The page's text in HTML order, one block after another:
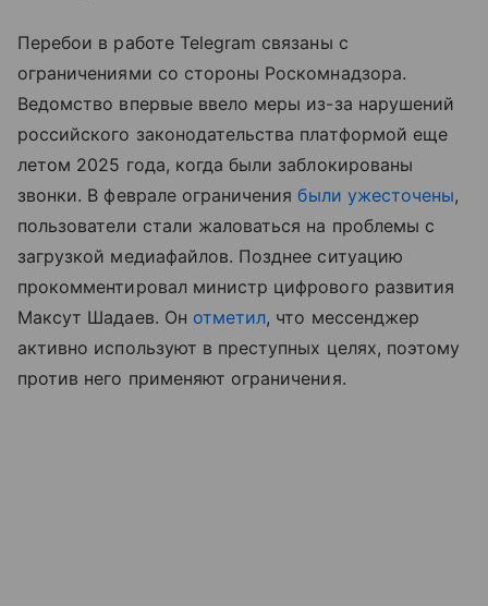
Перебои в работе Telegram связаны с
ограничениями со стороны Роскомнадзора.
Ведомство впервые ввело меры из-за нарушений
российского законодательства платформой еще
летом 2025 года, когда были заблокированы
звонки. В феврале ограничениябыли ужесточены,
пользователи стали жаловаться на проблемы с
загрузкой медиафайлов. Позднее ситуацию
прокомментировал министр цифрового развития
Максут Шадаев. Он отметил, что мессенджер
активно используют в преступных целях, поэтому
против него применяют ограничения.